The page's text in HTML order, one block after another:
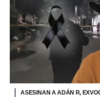
ASESINAN A ADÁN R,